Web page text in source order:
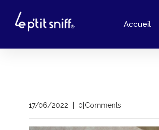
content
Accueil
17/06/2022 by
0 Comments